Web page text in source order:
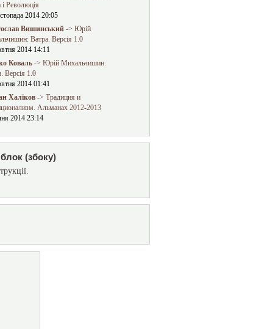
і Революція
2014 20:05
Вишинський -> Юрій
Ватра. Версія 1.0
2014 14:11
Коваль -> Юрій Михальчишин:
Версія 1.0
2014 01:41
Халіков -> Традиция и
Альманах 2012-2013
2014 23:14
(збоку)